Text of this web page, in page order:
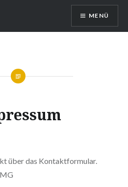
MENÜ
über das Kontaktformular.